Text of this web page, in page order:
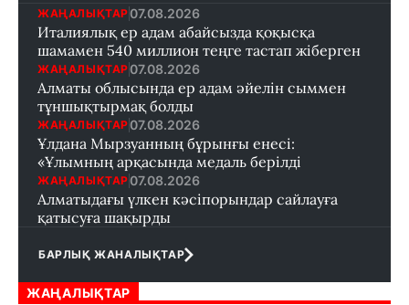
ЖАҢАЛЫҚТАР 07.08.2026
Италиялық ер адам абайсызда қоқысқа
шамамен 540 миллион теңге тастап жіберген
ЖАҢАЛЫҚТАР 07.08.2026
Алматы облысында ер адам әйелін сыммен
тұншықтырмақ болды
ЖАҢАЛЫҚТАР 07.08.2026
Ұлдана Мырзуанның бұрынғы енесі:
«Ұлымның арқасында медаль берілді
ЖАҢАЛЫҚТАР 07.08.2026
Алматыдағы үлкен кәсіпорындар сайлауға
қатысуға шақырды
БАРЛЫҚ ЖАНАЛЫҚТАР
ЖАҢАЛЫҚТАР